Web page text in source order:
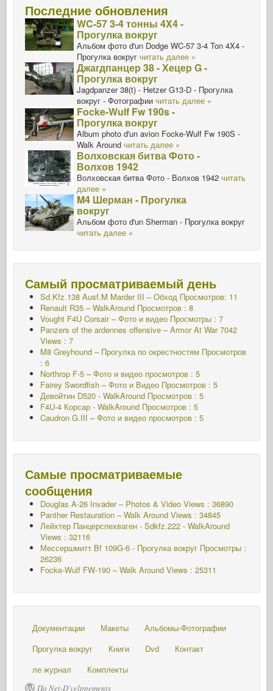
Последние обновления
WC-57 3-4 тонны 4X4 -
Прогулка вокруг
Альбом фото d'un Dodge WC-57 3-4 Ton 4X4 -
Прогулка вокруг читать далее »
Джагдпанцер 38 - Хецер G -
Прогулка вокруг
Jagdpanzer 38(t) - Hetzer G13-D - Прогулка
вокруг - Фотографии читать далее »
Focke-Wulf Fw 190s -
Прогулка вокруг
Album photo d'un avion Focke-Wulf Fw 190S -
Walk Around читать далее »
Волховская битва Фото -
Волхов 1942
Волховская битва Фото - Волхов 1942 читать
далее »
M4 Шерман - Прогулка
вокруг
Альбом фото d'un Sherman - Прогулка вокруг
читать далее »
Самый просматриваемый день
Sd.Kfz.138 Ausf.M Marder III – Обход Просмотров: 11
Renault R35 – WalkAround Просмотров : 8
Vought F4U Corsair – Фото и видео Просмотры : 7
Panzers of the ardennes offensive – Armor At War 7042
Views : 7
M8 Greyhound – Прогулка по окрестностям Просмотров
: 6
Northrop F-5 – Фото и видео просмотров : 5
Fairey Swordfish – Фото и Видео Просмотров : 5
Девойтин D520 - WalkAround Просмотров : 5
F4U-4 Корсар - WalkAround Просмотров : 5
Caudron G.III – Фото и видео просмотров : 5
Самые просматриваемые
сообщения
Douglas A-26 Invader – Photos & Video Views : 36890
Panther Restauration – Walk Around Views : 34845
Лейхтер Панцерспехваген - Sdkfz.222 - WalkAround
Views : 32116
Мессершмитт Bf 109G-6 - Прогулка вокруг Просмотры :
26236
Focke-Wulf FW-190 – Walk Around Views : 25311
Документации Макеты
Альбомы-Фотографии
Прогулка вокруг
Книги Dvd
Контакт
ле журнал
Комплекты
По Net-D'velppements